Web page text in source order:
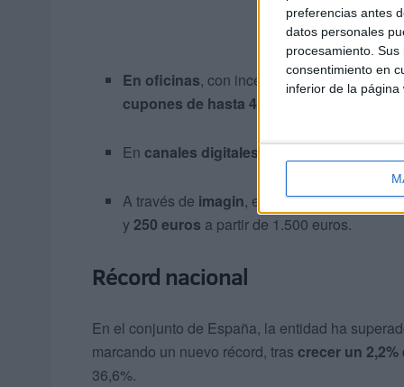
preferencias antes
datos personales
procesamiento.
consentimiento en
inferior de la página
En oficinas, con incentivos como un
cupones de hasta 400 euros para el
En canales digitales
A través de imagin, el banco 100% digital,
y250 euros a partir de 1.500 euros.
Récord nacional
En el conjunto de España, la entidad ha
marcando un nuevo récord, tras crecer un
36,6%.